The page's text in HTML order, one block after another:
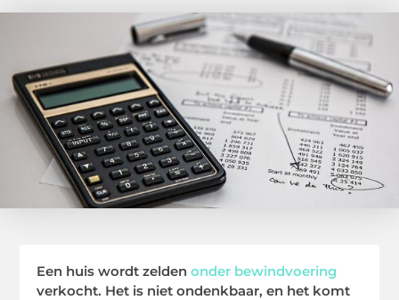
Een huis wordt zeldenonder bewindvoering
verkocht. Het is niet ondenkbaar, en het komt